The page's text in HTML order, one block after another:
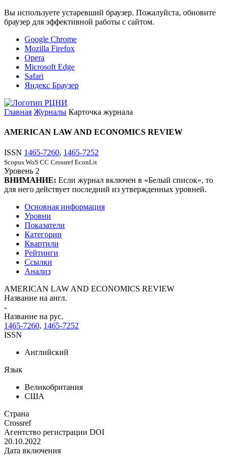
Вы используете устаревший браузер. Пожалуйста, обновите
браузер для эффективной работы с сайтом.
Google Chrome
Mozilla Firefox
Opera
Microsoft Edge
Safari
Яндекс Браузер
Главная Журналы Карточка журнала
AMERICAN LAW AND ECONOMICS REVIEW
ISSN 1465-7260, 1465-7252
Scopus WoS CC Crossref EconLit
Уровень 2
ВНИМАНИЕ: Если журнал включен в «Белый список», то
для него действует последний из утвержденных уровней.
Основная информация
Уровни
Показатели
Категории
Квартили
Рейтинги
Ссылки
Анализ
AMERICAN LAW AND ECONOMICS REVIEW
Название на англ.
-
Название на рус.
1465-7260, 1465-7252
ISSN
Английский
Язык
Великобритания
США
Страна
Crossref
Агентство регистрации DOI
20.10.2022
Дата включения